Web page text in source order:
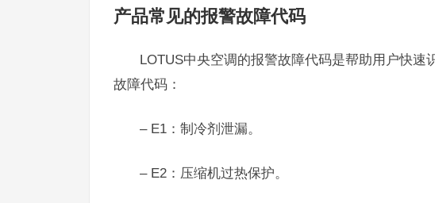
产品常见的报警故障代码
LOTUS中央空调的报警故障代码是帮助用户快
故障代码：
– E1：制冷剂泄漏。
– E2：压缩机过热保护。